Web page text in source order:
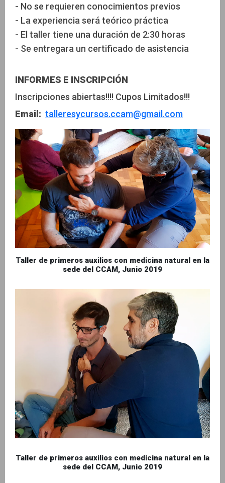
- No se requieren conocimientos previos
- La experiencia será teórico práctica
- El taller tiene una duración de 2:30 horas
- Se entregara un certificado de asistencia
INFORMES E INSCRIPCIÓN
Inscripciones abiertas!!!! Cupos Limitados!!!
Email: talleresycursos.ccam@gmail.com
Taller de primeros auxilios con medicina natural en la
sede del CCAM, Junio 2019
Taller de primeros auxilios con medicina natural en la
sede del CCAM, Junio 2019